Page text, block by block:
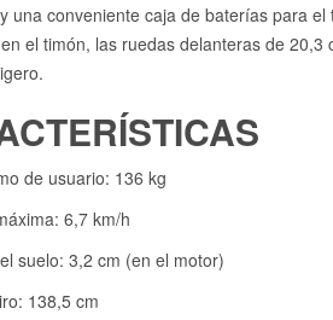
una conveniente caja de baterías para
el timón, las ruedas delanteras de
de usuario: 136 kg
6,7 km/h
suelo: 3,2 cm (en el motor)
138,5 cm